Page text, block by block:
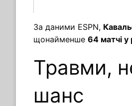
За даними ESPN,
щонайменше 64 матчі у
Травми,
шанс